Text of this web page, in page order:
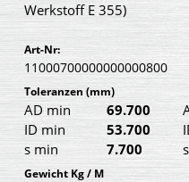
Werkstoff E 355)
Art-Nr:
11000700000000000800
Toleranzen (mm)
AD min 69.700
ID min
53.700
s min
7.700
Gewicht Kg / M